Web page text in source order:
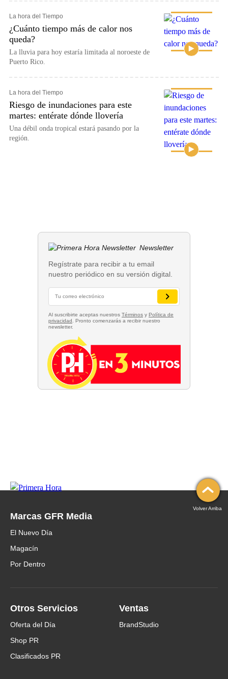
La hora del Tiempo
¿Cuánto tiempo más de calor nos
queda?
La lluvia para hoy estaría limitada al noroeste de
Puerto Rico.
La hora del Tiempo
Riesgo de inundaciones para este
martes: entérate dónde llovería
Una débil onda tropical estará pasando por la
región.
Newsletter
Regístrate para recibir a tu email
nuestro periódico en su versión digital.
Al suscribirte aceptas nuestros Términos y Política de
privacidad . Pronto comenzarás a recibir nuestro
newsletter.
Volver Arriba
Marcas GFR Media
El Nuevo Día
Magacín
Por Dentro
Otros Servicios
Oferta del Día
Shop PR
Clasificados PR
Ventas
BrandStudio